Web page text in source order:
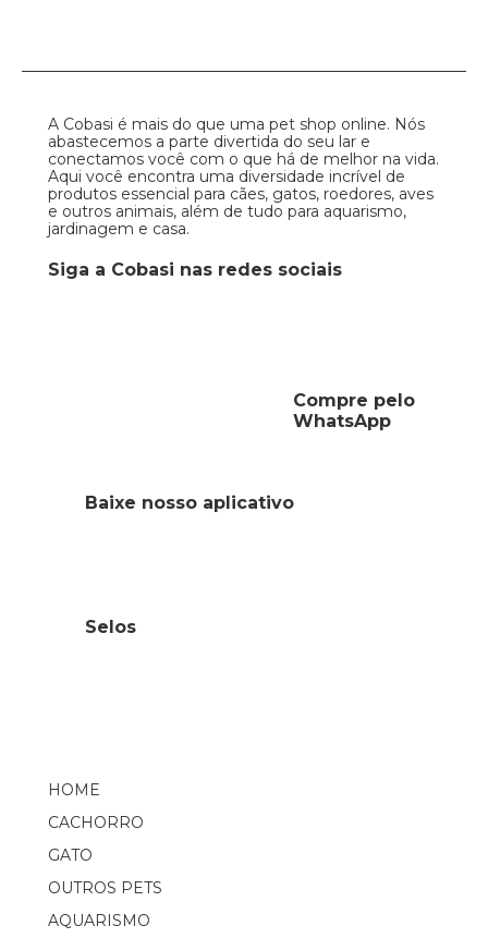
A Cobasi é mais do que uma pet shop online. Nós
abastecemos a parte divertida do seu lar e
conectamos você com o que há de melhor na vida.
Aqui você encontra uma diversidade incrível de
produtos essencial para cães, gatos, roedores, aves
e outros animais, além de tudo para aquarismo,
jardinagem e casa.
Siga a Cobasi nas redes sociais
Compre pelo
WhatsApp
HOME
CACHORRO
GATO
OUTROS PETS
AQUARISMO
Baixe nosso aplicativo
Selos